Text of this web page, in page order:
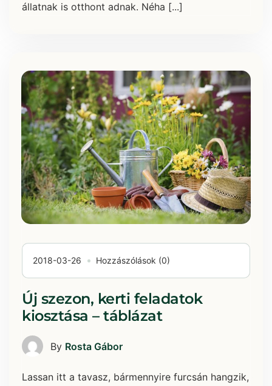
állatnak is otthont adnak. Néha [...]
2018-03-26 Hozzászólások (0)
Új szezon, kerti feladatok
kiosztása – táblázat
By Rosta Gábor
Lassan itt a tavasz, bármennyire furcsán hangzik,